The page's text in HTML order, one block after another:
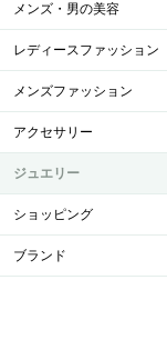
メンズ・男の美容
レディースファッション
メンズファッション
アクセサリー
ジュエリー
ショッピング
ブランド